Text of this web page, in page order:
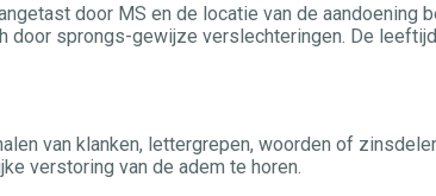
door MS en de locatie van de aandoening
door sprongs-gewijze verslechteringen. De
van klanken, lettergrepen, woorden of
verstoring van de adem te horen.